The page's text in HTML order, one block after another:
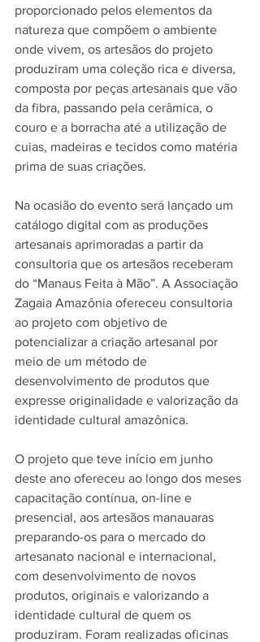
proporcionado pelos elementos da
natureza que compõem o ambiente
onde vivem, os artesãos do projeto
produziram uma coleção rica e diversa,
composta por peças artesanais que vão
da fibra, passando pela cerâmica, o
couro e a borracha até a utilização de
cuias, madeiras e tecidos como matéria
prima de suas criações.
Na ocasião do evento será lançado um
catálogo digital com as produções
artesanais aprimoradas a partir da
consultoria que os artesãos receberam
do “Manaus Feita à Mão”. A Associação
Zagaia Amazônia ofereceu consultoria
ao projeto com objetivo de
potencializar a criação artesanal por
meio de um método de
desenvolvimento de produtos que
expresse originalidade e valorização da
identidade cultural amazônica.
O projeto que teve início em junho
deste ano ofereceu ao longo dos meses
capacitação contínua, on-line e
presencial, aos artesãos manauaras
preparando-os para o mercado do
artesanato nacional e internacional,
com desenvolvimento de novos
produtos, originais e valorizando a
identidade cultural de quem os
produziram. Foram realizadas oficinas